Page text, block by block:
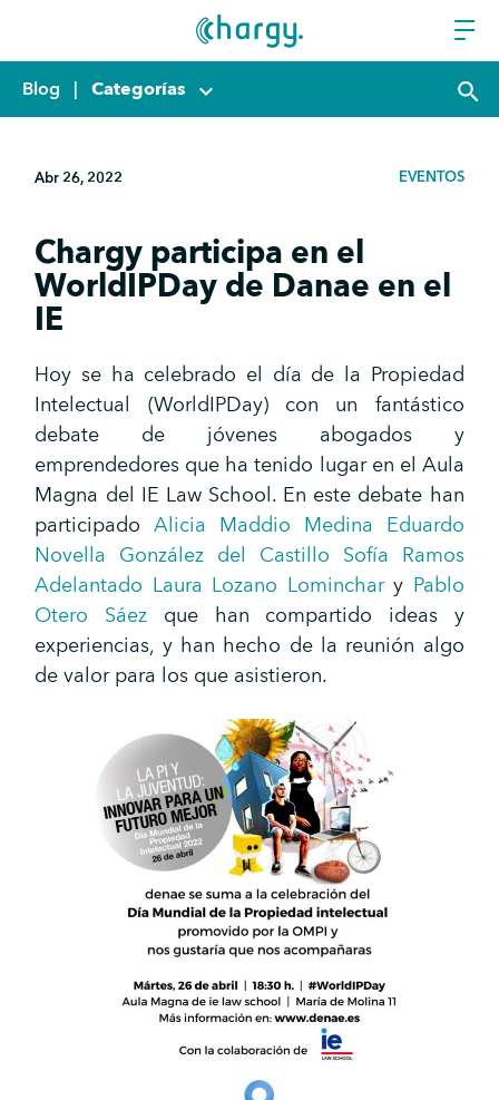
Blog | Categorías keyboard_arrow_down search
Abr 26, 2022 EVENTOS
Chargy participa en el
WorldIPDay de Danae en el
IE
Hoy se ha celebrado el día de la Propiedad
Intelectual (WorldIPDay) con un fantástico
debate de jóvenes abogados y
emprendedores que ha tenido lugar en el Aula
Magna del IE Law School. En este debate han
participadoAlicia Maddio Medina Eduardo
Novella González del Castillo Sofía Ramos
Adelantado Laura Lozano Lominchary Pablo
Otero Sáez que han compartido ideas y
experiencias, y han hecho de la reunión algo
de valor para los que asistieron.